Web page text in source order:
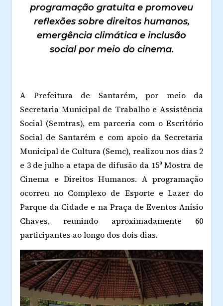
programação gratuita e promoveu
reflexões sobre direitos humanos,
emergência climática e inclusão
social por meio do cinema.
A Prefeitura de Santarém, por meio da
Secretaria Municipal de Trabalho e Assistência
Social (Semtras), em parceria com o Escritório
Social de Santarém e com apoio da Secretaria
Municipal de Cultura (Semc), realizou nos dias 2
e 3 de julho a etapa de difusão da 15ª Mostra de
Cinema e Direitos Humanos. A programação
ocorreu no Complexo de Esporte e Lazer do
Parque da Cidade e na Praça de Eventos Anísio
Chaves, reunindo aproximadamente 60
participantes ao longo dos dois dias.